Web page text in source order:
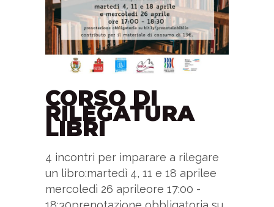
CORSO DI
RILEGATURA
LIBRI
4 incontri per imparare a rilegare
un libro:martedì 4, 11 e 18 aprilee
mercoledì 26 aprileore 17:00 -